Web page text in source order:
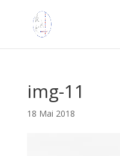
img-11
18 Mai 2018